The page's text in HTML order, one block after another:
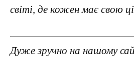
світі, де кожен має свою
Дуже зручно на нашому